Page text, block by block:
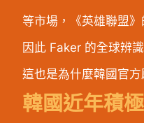
等市場，《英雄聯盟》
因此 Faker 的全球辨
這也是為什麼韓國官
韓國近年積